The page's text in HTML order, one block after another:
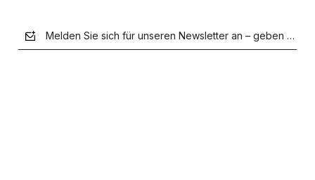
Melden Sie sich für unseren Newsletter an – geben Sie